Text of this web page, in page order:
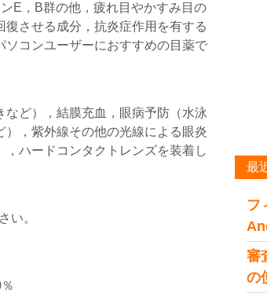
E，B群の他，疲れ目やかすみ目の
させる成分，抗炎症作用を有する
ソコンユーザーにおすすめの目薬で
など），結膜充血，眼病予防（水泳
，紫外線その他の光線による眼炎
，ハードコンタクトレンズを装着し
い。
最
フ
審
の